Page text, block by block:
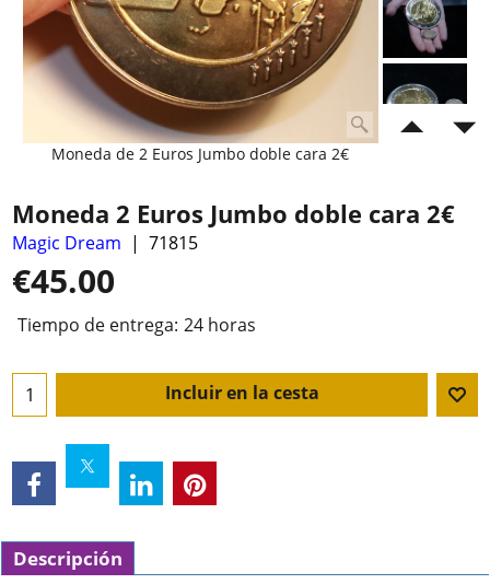
Moneda de 2 Euros Jumbo doble cara 2€
Moneda 2 Euros Jumbo doble cara 2€
Magic Dream 71815
€45.00
Tiempo de entrega: 24 horas
Incluir en la cesta
Descripción